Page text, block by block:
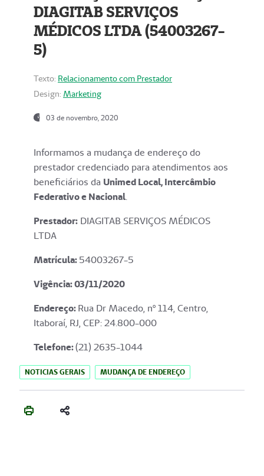
DIAGITAB SERVIÇOS
MÉDICOS LTDA (54003267-
5)
Texto: Relacionamento com Prestador
Design: Marketing
03 de novembro, 2020
Informamos a mudança de endereço do
prestador credenciado para atendimentos aos
beneficiários da Unimed Local, Intercâmbio
Federativo e Nacional.
Prestador: DIAGITAB SERVIÇOS MÉDICOS
LTDA
Matrícula:54003267-5
Vigência: 03/11/2020
Endereço:Rua Dr Macedo, nº 114, Centro,
Itaboraí, RJ, CEP: 24.800-000
Telefone:(21) 2635-1044
NOTICIAS GERAIS MUDANÇA DE ENDEREÇO